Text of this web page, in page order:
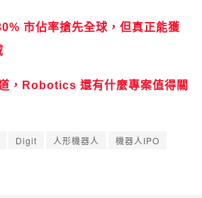
市佔率搶先全球，但真正能獲
，Robotics 還有什麼專案值得關
Digit 人形機器人 機器人IPO